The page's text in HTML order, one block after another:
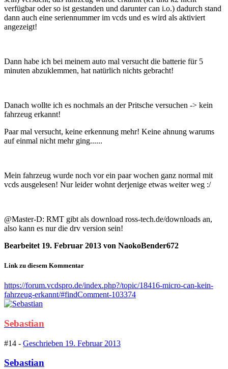
verfügbar oder so ist gestanden und darunter can i.o.) dadurch stand
dann auch eine seriennummer im vcds und es wird als aktiviert
angezeigt!
Dann habe ich bei meinem auto mal versucht die batterie für 5
minuten abzuklemmen, hat natürlich nichts gebracht!
Danach wollte ich es nochmals an der Pritsche versuchen -> kein
fahrzeug erkannt!
Paar mal versucht, keine erkennung mehr! Keine ahnung warums
auf einmal nicht mehr ging......
Mein fahrzeug wurde noch vor ein paar wochen ganz normal mit
vcds ausgelesen! Nur leider wohnt derjenige etwas weiter weg :/
@Master-D: RMT gibt als download ross-tech.de/downloads an,
also kann es nur die drv version sein!
Bearbeitet 19. Februar 2013 von NaokoBender672
Link zu diesem Kommentar
https://forum.vcdspro.de/index.php?/topic/18416-micro-can-kein-
fahrzeug-erkannt/#findComment-103374
Sebastian
#14 - Geschrieben 19. Februar 2013
Sebastian